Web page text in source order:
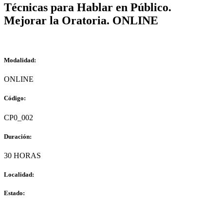
Técnicas para Hablar en Público.
Mejorar la Oratoria. ONLINE
Modalidad:
ONLINE
Código:
CP0_002
Duración:
30 HORAS
Localidad:
Estado: